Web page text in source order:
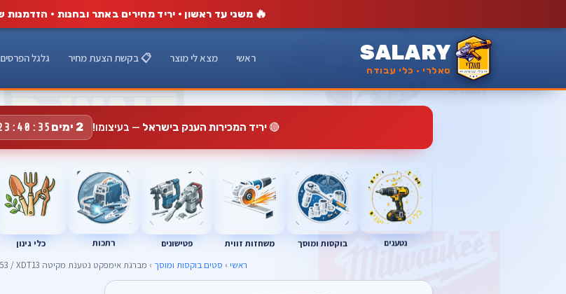
🔥 משני עד ראשון · יריד מחירים באתר ובחנות ·
SALARY
סאלרי · כלי עבודה
ראשי מצא לי מוצר 📋 בקשת הצעת מחיר גלגל הפרסים
🔴יריד המכירות הענק בישראל — בעיצומו! 2 ימים
נטענים בוקסות ומוסך משחזות זווית פטישונים רתכות כלי גינון
ראשי › סטים בוקסות ומוסך › מברגת אימפקט נטענת מקיטה DTD153 / XDT13 גוף בלבד